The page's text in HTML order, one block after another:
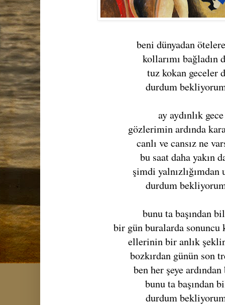
beni dünyadan
kollarımı bağladın
tuz kokan geceler
durdum
ay aydınlık
gözlerimin ardında
canlı ve cansız ne
bu saat daha yakın
şimdi yalnızlığımdan
durdum
bunu ta başından
bir gün buralarda sonuncu
ellerinin bir anlık
bozkırdan günün son
ben her şeye ardından
bunu ta başından
durdum